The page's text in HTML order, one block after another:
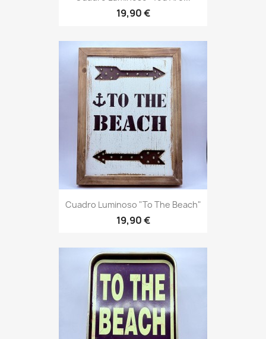
19,90 €
Cuadro Luminoso "To The Beach"
19,90 €